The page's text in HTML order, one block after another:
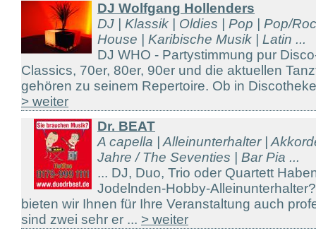
DJ Wolfgang Hollenders
DJ | Klassik | Oldies | Pop | Pop/
House | Karibische Musik | Latin ...
DJ WHO - Partystimmung pur
Classics, 70er, 80er, 90er und die aktuellen
gehören zu seinem Repertoire. Ob in
> weiter
Dr. BEAT
A capella | Alleinunterhalter |
Jahre / The Seventies | Bar Pia ...
... DJ, Duo, Trio oder Quartett
Jodelnden-Hobby-
bieten wir Ihnen für Ihre Veranstaltung auch
sind zwei sehr er ... > weiter